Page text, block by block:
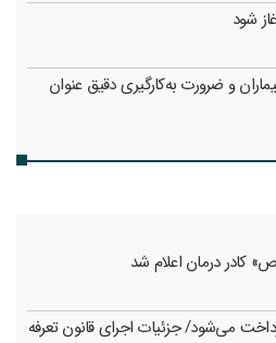
شود
و ضرورت به‌کارگیری دقیق عنوان
کادر درمان اعلام شد
با 6 ماه تاخیر پرداخت می‌شود/ جزئیات اجرای قانون تعرفه